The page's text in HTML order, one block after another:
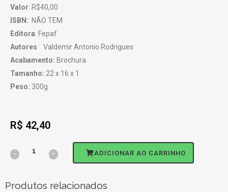
Valor: R$40,00
ISBN: NÃO TEM
Editora: Fepaf
Autores Valdemir Antonio Rodrigues
Acabamento: Brochura
Tamanho: 22 x 16 x 1
Peso: 300g
R$ 42,40
ADICIONAR AO CARRINHO
Produtos relacionados